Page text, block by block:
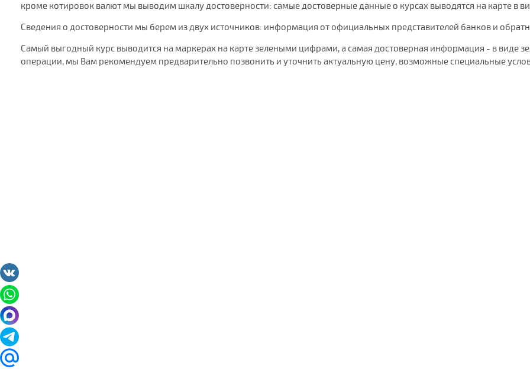
кроме котировок валют мы выводим шкалу достоверности: самые достоверные данные о курсах выводятся на карте в
Сведения о достоверности мы берем из двух источников: информация от официальных представителей банков и
Самый выгодный курс выводится на маркерах на карте зелеными цифрами, а самая достоверная информация - в виде
операции, мы Вам рекомендуем предварительно позвонить и уточнить актуальную цену, возможные специальные